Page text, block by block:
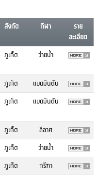
สังกัด กีฬา
ราย
ละเอียด
ภูเก็ต ว่ายน้ำ
ภูเก็ต
แบดมินตัน
ภูเก็ต แบดมินตัน
ภูเก็ต
ลีลาศ
ภูเก็ต
ว่ายน้ำ
ภูเก็ต
กรีฑา